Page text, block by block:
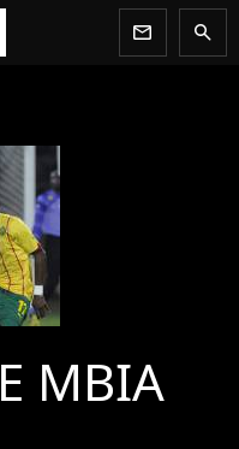
newsletter search
MBIA